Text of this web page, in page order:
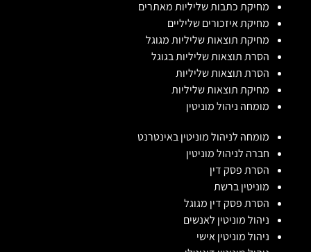
מחיקת כתבות שליליות מאתרים
מחיקת איזכורים שליליים
מחיקת תוצאות שליליות מגוגל
הסרת תוצאות שליליות בגוגל
הסרת תוצאות שליליות
מחיקת תוצאות שליליות
מומחה ניהול מוניטין
מומחה לניהול מוניטין באינטרנט
חברה לניהול מוניטין
הסרת פסק דין
מוניטין ברשת
הסרת פסק דין מגוגל
ניהול מוניטין לאנשים
ניהול מוניטין אישי